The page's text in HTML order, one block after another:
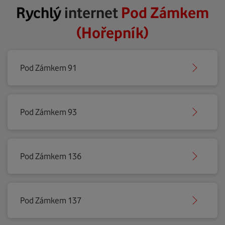
Rychlýinternet Pod Zámkem
(Hořepník)
Pod Zámkem 91
Pod Zámkem 93
Pod Zámkem 136
Pod Zámkem 137